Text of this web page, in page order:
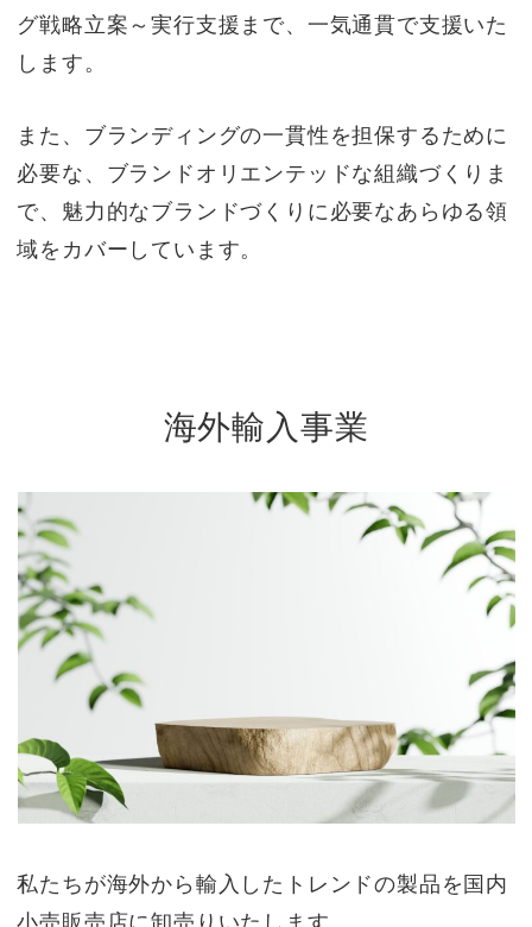
グ戦略立案～実行支援まで、一気通貫で支援いた
します。
また、ブランディングの一貫性を担保するために
必要な、ブランドオリエンテッドな組織づくりま
で、魅力的なブランドづくりに必要なあらゆる領
域をカバーしています。
海外輸入事業
私たちが海外から輸入したトレンドの製品を国内
小売販売店に卸売りいたします。